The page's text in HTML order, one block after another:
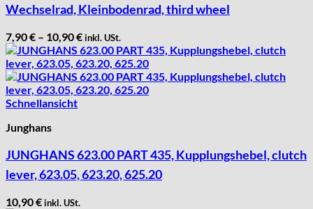
Wechselrad, Kleinbodenrad, third wheel
7,90€ – 10,90€inkl. USt.
Schnellansicht
Junghans
JUNGHANS 623.00 PART 435, Kupplungshebel, clutch
lever, 623.05, 623.20, 625.20
10,90€inkl. USt.